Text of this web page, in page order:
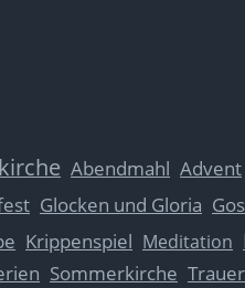
Abendmahl Advent
Glocken und Gloria
Krippenspiel Meditation
Sommerkirche Trauer